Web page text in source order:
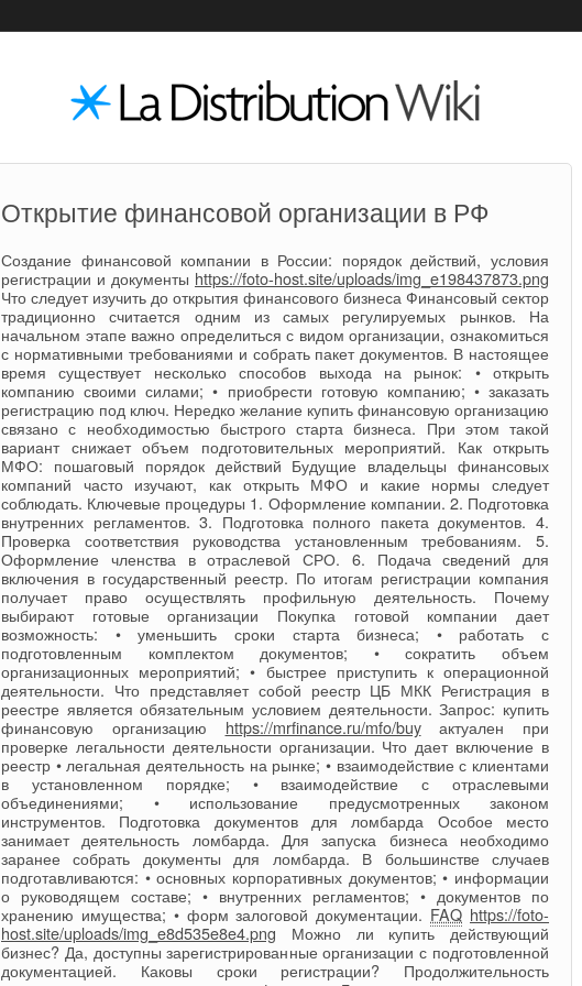
Открытие финансовой организации в РФ
Создание финансовой компании в России: порядок действий, условия
регистрации и документы https://foto-host.site/uploads/img_e198437873.png
Что следует изучить до открытия финансового бизнеса Финансовый сектор
традиционно считается одним из самых регулируемых рынков. На
начальном этапе важно определиться с видом организации, ознакомиться
с нормативными требованиями и собрать пакет документов. В настоящее
время существует несколько способов выхода на рынок: • открыть
компанию своими силами; • приобрести готовую компанию; • заказать
регистрацию под ключ. Нередко желание купить финансовую организацию
связано с необходимостью быстрого старта бизнеса. При этом такой
вариант снижает объем подготовительных мероприятий. Как открыть
МФО: пошаговый порядок действий Будущие владельцы финансовых
компаний часто изучают, как открыть МФО и какие нормы следует
соблюдать. Ключевые процедуры 1. Оформление компании. 2. Подготовка
внутренних регламентов. 3. Подготовка полного пакета документов. 4.
Проверка соответствия руководства установленным требованиям. 5.
Оформление членства в отраслевой СРО. 6. Подача сведений для
включения в государственный реестр. По итогам регистрации компания
получает право осуществлять профильную деятельность. Почему
выбирают готовые организации Покупка готовой компании дает
возможность: • уменьшить сроки старта бизнеса; • работать с
подготовленным комплектом документов; • сократить объем
организационных мероприятий; • быстрее приступить к операционной
деятельности. Что представляет собой реестр ЦБ МКК Регистрация в
реестре является обязательным условием деятельности. Запрос: купить
финансовую организацию https://mrfinance.ru/mfo/buyактуален при
проверке легальности деятельности организации. Что дает включение в
реестр • легальная деятельность на рынке; • взаимодействие с клиентами
в установленном порядке; • взаимодействие с отраслевыми
объединениями; • использование предусмотренных законом
инструментов. Подготовка документов для ломбарда Особое место
занимает деятельность ломбарда. Для запуска бизнеса необходимо
заранее собрать документы для ломбарда. В большинстве случаев
подготавливаются: • основных корпоративных документов; • информации
о руководящем составе; • внутренних регламентов; • документов по
хранению имущества; • форм залоговой документации. FAQ https://foto-
host.site/uploads/img_e8d535e8e4.png Можно ли купить действующий
бизнес? Да, доступны зарегистрированные организации с подготовленной
документацией. Каковы сроки регистрации? Продолжительность